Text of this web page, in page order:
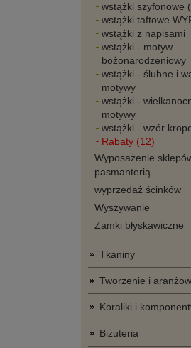
wstążki szyfonowe
wstążki taftowe
wstążki z napisami
wstążki - motyw
bożonarodzeniowy
wstążki - ślubne i
motywy
wstążki -
motywy
wstążki - wzór
Rabaty (12)
Wyposażenie
pasmanterią
wyprzedaż ścinków
Wyszywanie
Zamki błyskawiczne
Tkaniny
Tworzenie i
Koraliki i
Biżuteria